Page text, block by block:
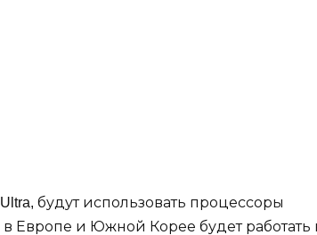
будут использовать процессоры
в Европе и Южной Корее будет работать